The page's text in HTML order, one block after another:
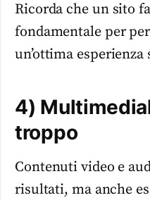
Ricorda che un sito
fondamentale per
un’ottima
4)
troppo
Contenuti video e
risultati, ma anche